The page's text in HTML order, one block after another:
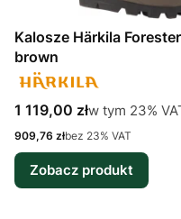
Kalosze Härkila
brown
Cena brutto
1 119,00 złw tym %s VAT
w tym 23%
Cena netto
909,76 złbez 23% VAT
Zobacz produkt